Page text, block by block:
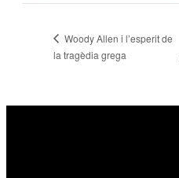
Woody Allen i l’esperit de
la tragèdia grega